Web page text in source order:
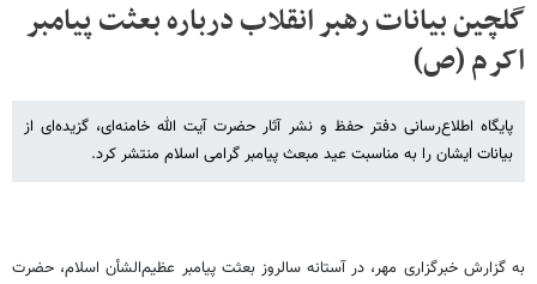
گلچین بیانات رهبر انقلاب درباره بعثت پیامبر
اکرم (ص)
پایگاه اطلاع‌رسانی دفتر حفظ و نشر آثار حضرت آیت الله خامنه‌ای، گزیده‌ای از
بیانات ایشان را به مناسبت عید مبعث پیامبر گرامی اسلام منتشر کرد.
به گزارش خبرگزاری مهر، در آستانه سالروز بعثت پیامبر عظیم‌الشأن اسلام،‌ حضرت